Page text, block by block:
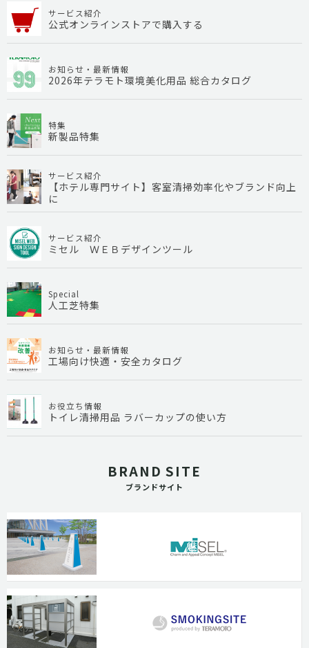
サービス紹介
公式オンラインストアで購入する
お知らせ・最新情報
2026年テラモト環境美化用品 総合カタログ
特集
新製品特集
サービス紹介
【ホテル専門サイト】客室清掃効率化やブランド向上
に
サービス紹介
ミセル ＷＥＢデザインツール
Special
人工芝特集
お知らせ・最新情報
工場向け快適・安全カタログ
お役立ち情報
トイレ清掃用品 ラバーカップの使い方
BRAND SITE
ブランドサイト